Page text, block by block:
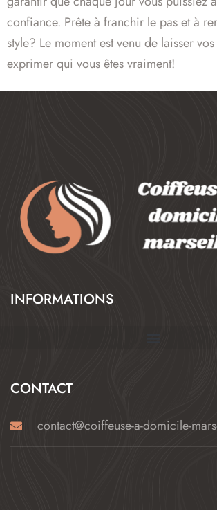
confiance. Prête à franchir le pas et à
style? Le moment est venu de laisser vos
exprimer qui vous êtes vraiment!
INFORMATIONS
CONTACT
contact@coiffeuse-a-domicile-